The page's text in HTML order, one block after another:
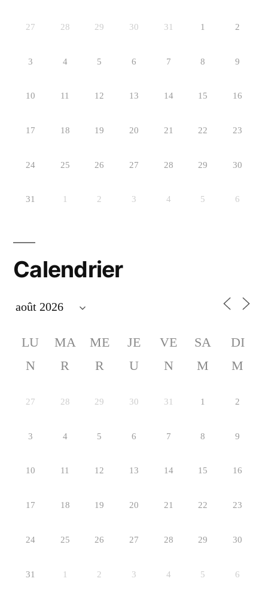
27 28 29 30 31 1 2
3 4 5 6 7 8 9
10 11 12 13 14 15 16
17 18 19 20 21 22 23
24 25 26 27 28 29 30
31 1 2 3 4 5 6
Calendrier
LU
N
MA
R
ME
R
JE
U
VE
N
SA
M
DI
M
27 28 29 30 31 1 2
3 4 5 6 7 8 9
10 11 12 13 14 15 16
17 18 19 20 21 22 23
24 25 26 27 28 29 30
31 1 2 3 4 5 6